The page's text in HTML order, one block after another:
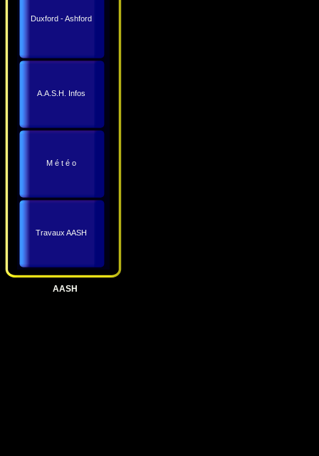
Duxford - Ashford
A.A.S.H. Infos
M é t é o
Travaux AASH
AASH